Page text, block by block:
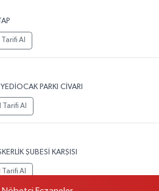
Tarifi Al
PARKI CİVARI
Tarifi Al
ŞUBESİ KARŞISI
Tarifi Al